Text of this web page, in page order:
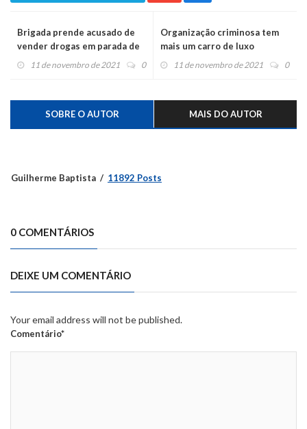
Brigada prende acusado de
vender drogas em parada de
ônibus11 de novembro de 2021 0
Organização criminosa tem
mais um carro de luxo
apreendido
11 de novembro de 2021 0
SOBRE O AUTOR MAIS DO AUTOR
Guilherme Baptista 11892 Posts
0 COMENTÁRIOS
DEIXE UM COMENTÁRIO
Your email address will not be published.
Comentário*